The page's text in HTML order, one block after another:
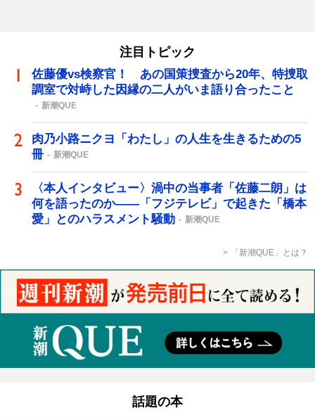
注目トピック
佐藤優vs検察官！ あの国策捜査から20年、特捜取
調室で対峙した因縁の二人がいま語り合ったこと
新潮QUE
肉乃小路ニクヨ「わたし」の人生を生きるための5
冊
新潮QUE
〈本人インタビュー〉渦中の当事者「佐藤二朗」は
何を語ったのか――「フジテレビ」で起きた「橋本
愛」とのハラスメント騒動
新潮QUE
「新潮QUE」とは？
話題の本